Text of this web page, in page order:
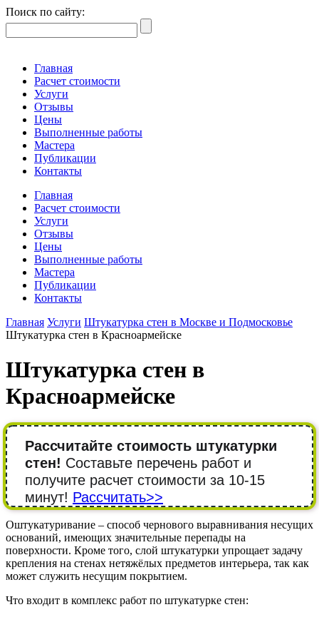
Поиск по сайту:
Главная
Расчет стоимости
Услуги
Отзывы
Цены
Выполненные работы
Мастера
Публикации
Контакты
Главная
Расчет стоимости
Услуги
Отзывы
Цены
Выполненные работы
Мастера
Публикации
Контакты
Главная Услуги Штукатурка стен в Москве и Подмосковье
Штукатурка стен в Красноармейске
Штукатурка стен в
Красноармейске
Рассчитайте стоимость штукатурки
стен! Составьте перечень работ и
получите расчет стоимости за 10-15
минут! Рассчитать>>
Оштукатуривание – способ чернового выравнивания несущих
оснований, имеющих значительные перепады на
поверхности. Кроме того, слой штукатурки упрощает задачу
крепления на стенах нетяжёлых предметов интерьера, так как
может служить несущим покрытием.
Что входит в комплекс работ по штукатурке стен: